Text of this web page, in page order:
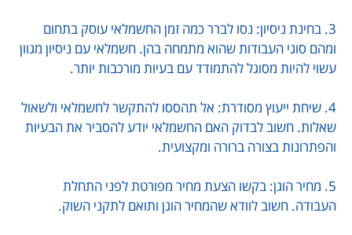
3. בחינת ניסיון: נסו לברר כמה זמן החשמלאי עוסק בתחום
ומהם סוגי העבודות שהוא מתמחה בהן. חשמלאי עם ניסיון מגוון
עשוי להיות מסוגל להתמודד עם בעיות מורכבות יותר.
4. שיחת ייעוץ מסודרת: אל תהססו להתקשר לחשמלאי ולשאול
שאלות. חשוב לבדוק האם החשמלאי יודע להסביר את הבעיות
והפתרונות בצורה ברורה ומקצועית.
5. מחיר הוגן: בקשו הצעת מחיר מפורטת לפני התחלת
העבודה. חשוב לוודא שהמחיר הוגן ותואם לתקני השוק.